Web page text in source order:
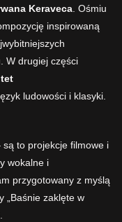
Keraveca. Ośmiu
inspirowaną
W drugiej części
ludowości i klasyki.
są to projekcje filmowe i
wokalne i
przygotowany z myślą
„Baśnie zaklęte w